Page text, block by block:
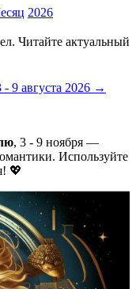
2026
Читайте актуальный
9 августа 2026 →
, 3 - 9 ноября —
Используйте
💖